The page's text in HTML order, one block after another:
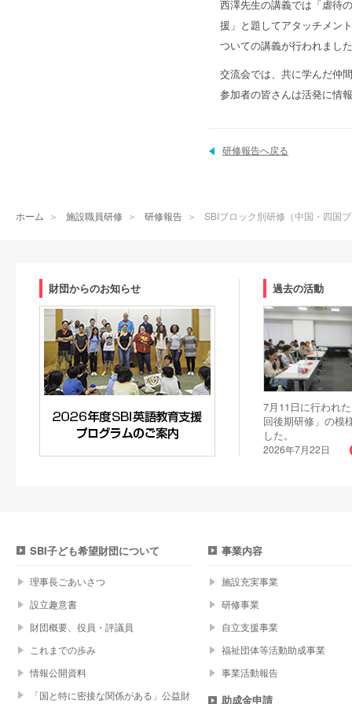
西澤先生の講義では「虐待
援」と題してアタッチメン
ついての講義が行われまし
交流会では、共に学んだ仲
参加者の皆さんは活発に情
研修報告へ戻る
ホーム ＞ 施設職員研修 ＞ 研修報告 ＞ SBIブロック別研修（中国・四国
財団からのお知らせ 過去の活動
7月11日に行われ
回後期研修」の模
した。
2026年7月22日
SBI子ども希望財団について
理事長ごあいさつ
設立趣意書
財団概要、役員・評議員
これまでの歩み
情報公開資料
「国と特に密接な関係がある」公益財
事業内容
施設充実事業
研修事業
自立支援事業
福祉団体等活動助成事業
事業活動報告
助成金申請